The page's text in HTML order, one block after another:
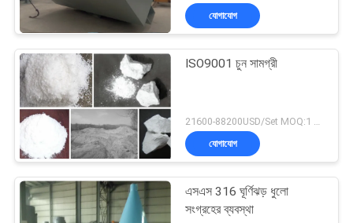
যোগাযোগ
ISO9001 চুন সামগ্রী
যোগাযোগ
এসএস 316 ঘূর্ণিঝড় ধুলো
সংগ্রহের ব্যবস্থা